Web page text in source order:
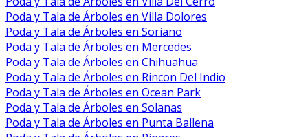
Poda y Tala de Árboles en Villa Dolores
Poda y Tala de Árboles en Soriano
Poda y Tala de Árboles en Mercedes
Poda y Tala de Árboles en Chihuahua
Poda y Tala de Árboles en Rincon Del Indio
Poda y Tala de Árboles en Ocean Park
Poda y Tala de Árboles en Solanas
Poda y Tala de Árboles en Punta Ballena